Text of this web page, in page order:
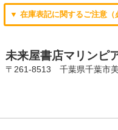
▼ 在庫表記に関するご注意（
未来屋書店マリンピ
〒261-8513 千葉県千葉市